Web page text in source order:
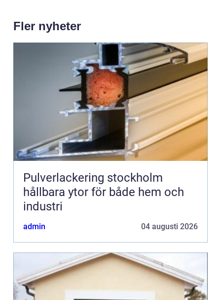
Fler nyheter
Pulverlackering stockholm
hållbara ytor för både hem och
industri
admin 04 augusti 2026